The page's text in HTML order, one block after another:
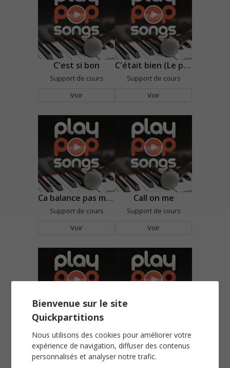
C'est si bon
Support de cours
Voir
C'était bien (Le petit bal perdu)
Support de cours
Voir
Ca balance pas mal à Paris
Support de cours
Voir
Call on me
Support de cours
Voir
Can you feel the love tonight
Support de cours
Voir
Support de cours
Voir
Bienvenue sur le site
Quickpartitions
Nous utilisons des cookies pour améliorer votre
expérience de navigation, diffuser des contenus
personnalisés et analyser notre trafic.